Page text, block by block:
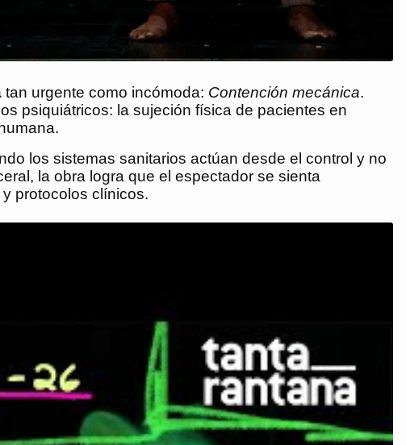
tan urgente como incómoda: Contención mecánica.
psiquiátricos: la sujeción física de pacientes en
los sistemas sanitarios actúan desde el control y no
la obra logra que el espectador se sienta
protocolos clínicos.